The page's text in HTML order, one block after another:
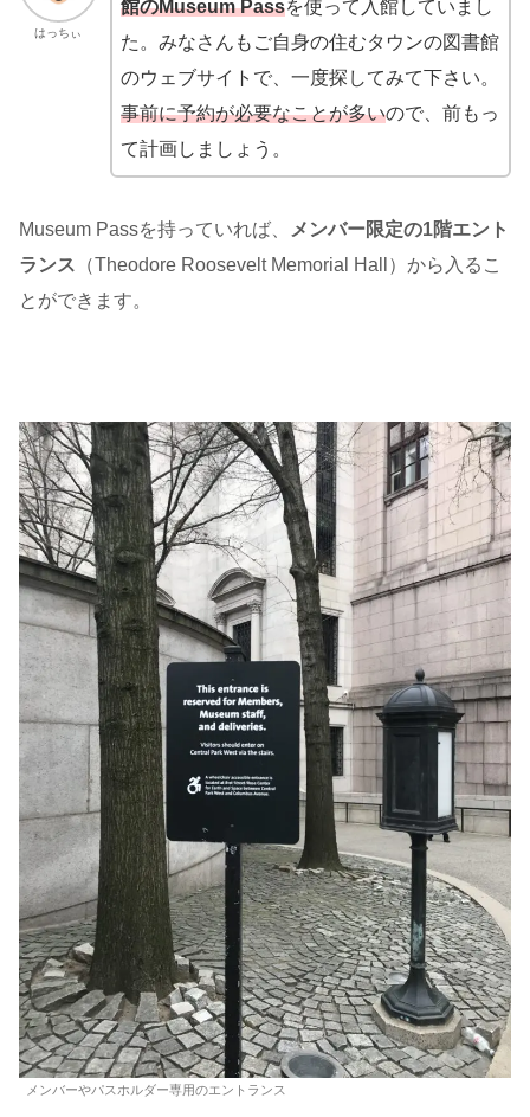
はっちぃ
館のMuseum Passを使って入館していまし
た。みなさんもご自身の住むタウンの図書館
のウェブサイトで、一度探してみて下さい。
事前に予約が必要なことが多いので、前もっ
て計画しましょう。
Museum Passを持っていれば、
メンバー限定の1階エント
ランス （Theodore Roosevelt Memorial Hall）から入るこ
とができます。
メンバーやパスホルダー専用のエントランス